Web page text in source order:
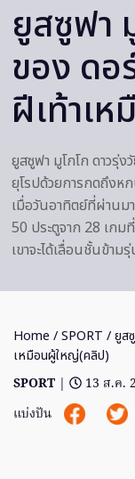
ยูสซูฟา
ของ ด
ฝีเท้าเ
ยูสซูฟา มูโกโก ดาวรุ่
ยุโรปด้วยการกดถึงห
เมื่อวันอาทิตย์ที่ผ่านม
50 ประตูจาก 28 เก
เขาจะได้เลื่อนชั้นข้า
Home /SPORT / ยูส
เหมือนผู้ใหญ่(คลิป)
SPORT |
13 ส.ค.
แบ่งปัน